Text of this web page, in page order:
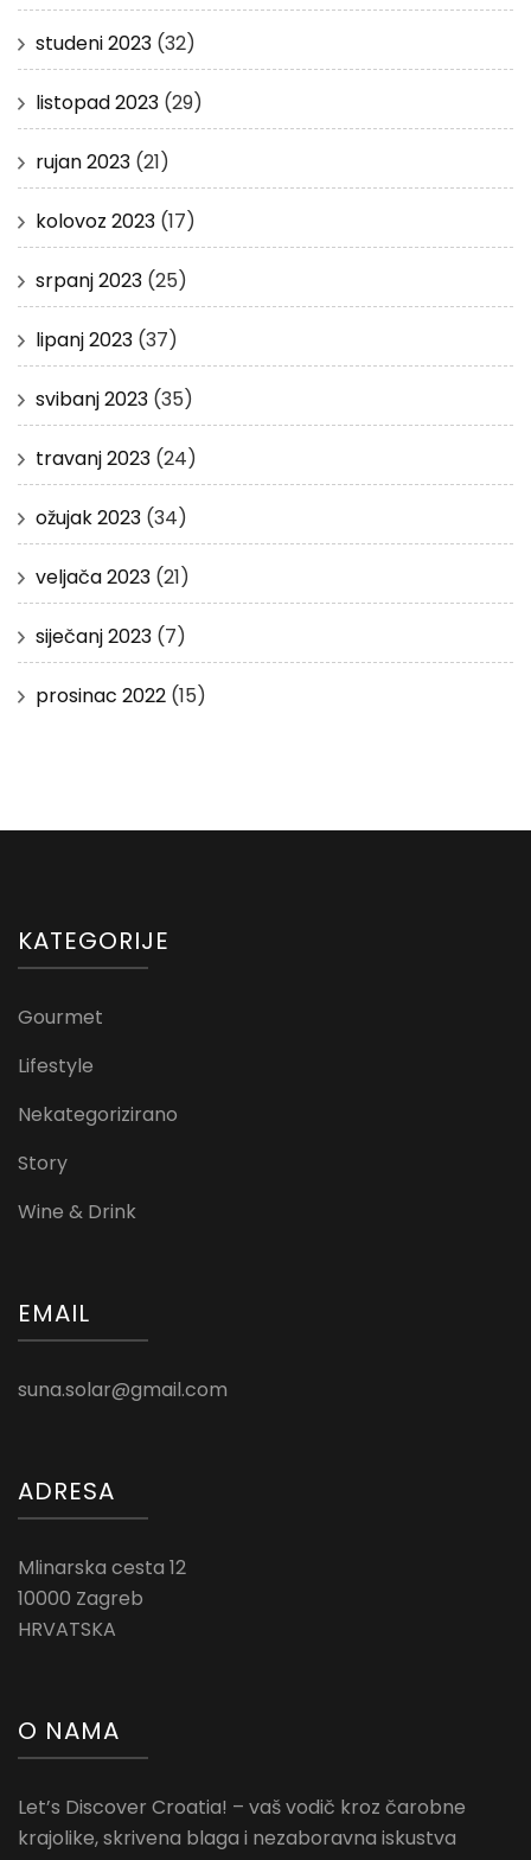
studeni 2023 (32)
listopad 2023 (29)
rujan 2023 (21)
kolovoz 2023 (17)
srpanj 2023 (25)
lipanj 2023 (37)
svibanj 2023 (35)
travanj 2023 (24)
ožujak 2023 (34)
veljača 2023 (21)
siječanj 2023 (7)
prosinac 2022 (15)
KATEGORIJE
Gourmet
Lifestyle
Nekategorizirano
Story
Wine & Drink
EMAIL
suna.solar@gmail.com
ADRESA
Mlinarska cesta 12
10000 Zagreb
HRVATSKA
O NAMA
Let’s Discover Croatia! – vaš vodič kroz čarobne
krajolike, skrivena blaga i nezaboravna iskustva